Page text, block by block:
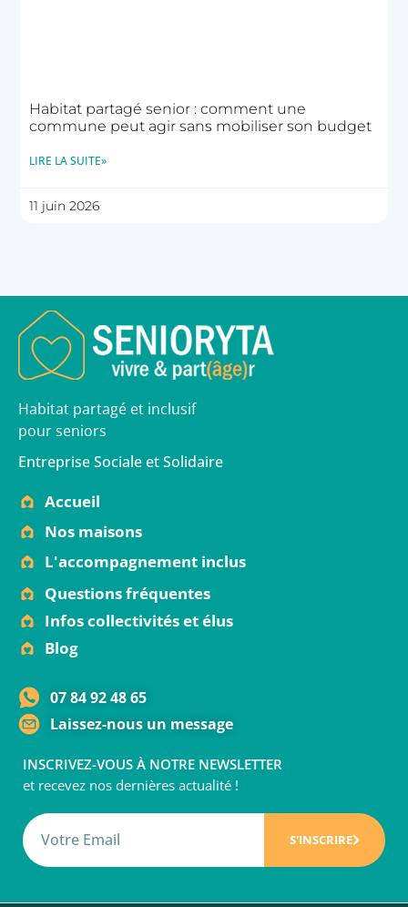
Habitat partagé senior : comment une
commune peut agir sans mobiliser son budget
LIRE LA SUITE»
11 juin 2026
Habitat partagé et inclusif
pour seniors
Entreprise Sociale et Solidaire
Accueil
Nos maisons
L'accompagnement inclus
Questions fréquentes
Infos collectivités et élus
Blog
07 84 92 48 65
Laissez-nous un message
INSCRIVEZ-VOUS À NOTRE NEWSLETTER
et recevez nos dernières actualité !
S'INSCRIRE